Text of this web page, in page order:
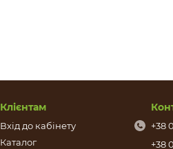
Клієнтам
Вхід до кабінету
Каталог
+38
+38